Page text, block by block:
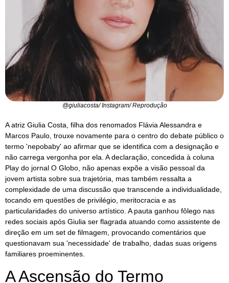
@giuliacosta/ Instagram/ Reprodução
A atriz Giulia Costa, filha dos renomados Flávia Alessandra e
Marcos Paulo, trouxe novamente para o centro do debate público o
termo 'nepobaby' ao afirmar que se identifica com a designação e
não carrega vergonha por ela. A declaração, concedida à coluna
Play do jornal O Globo, não apenas expõe a visão pessoal da
jovem artista sobre sua trajetória, mas também ressalta a
complexidade de uma discussão que transcende a individualidade,
tocando em questões de privilégio, meritocracia e as
particularidades do universo artístico. A pauta ganhou fôlego nas
redes sociais após Giulia ser flagrada atuando como assistente de
direção em um set de filmagem, provocando comentários que
questionavam sua 'necessidade' de trabalho, dadas suas origens
familiares proeminentes.
A Ascensão do Termo